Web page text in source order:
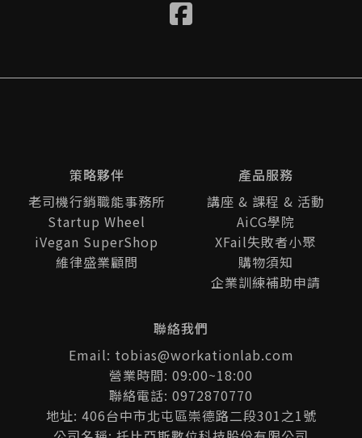
策略夥伴
老司機行銷職能事務所
Startup Wheel
iVegan SuperShop
維律盛業顧問
產品服務
講座 & 課程 & 活動
AiCG學院
XFail失敗者小聚
購物須知
企業訓練補助申請
聯絡我們
Email: tobias@workationlab.com
營業時間: 09:00~18:00
聯絡電話: 0972870770
地址: 406台中市北屯區崇德路二段301之1號